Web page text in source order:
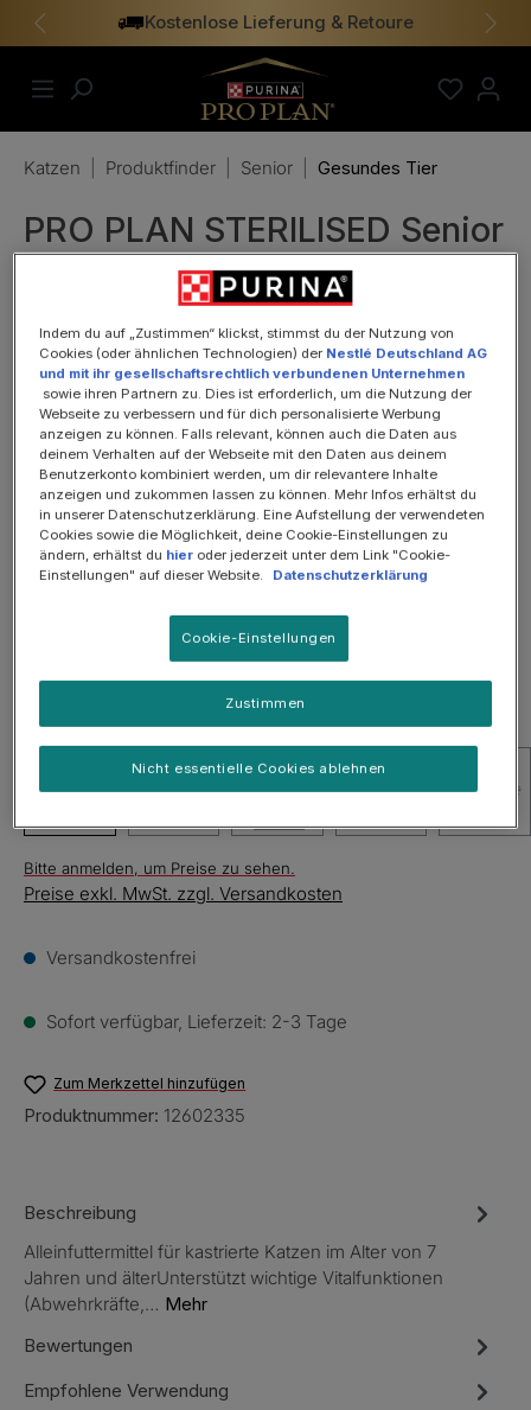
springen Kostenlose Lieferung & Retoure
Vorheriges
Katzen Produktfinder Senior Gesundes Tier
PRO PLAN STERILISED Senior
Nassfutter Truthahn in Sauce
Bildergalerie überspringen
Bitte anmelden, um Preise zu sehen.
Preise exkl. MwSt. zzgl. Versandkosten
Versandkostenfrei
Sofort verfügbar, Lieferzeit: 2-3 Tage
Zum Merkzettel hinzufügen
Produktnummer: 12602335
Beschreibung
Alleinfuttermittel für kastrierte Katzen im Alter von 7
Jahren und älterUnterstützt wichtige Vitalfunktionen
(Abwehrkräfte,… Mehr
Bewertungen
Empfohlene Verwendung
Indem du auf „Zustimmen“ klickst, stimmst du der Nutzung von
Cookies (oder ähnlichen Technologien) der Nestlé Deutschland AG
und mit ihr gesellschaftsrechtlich verbundenen Unternehmen
sowie ihren Partnern zu. Dies ist erforderlich, um die Nutzung der
Webseite zu verbessern und für dich personalisierte Werbung
anzeigen zu können. Falls relevant, können auch die Daten aus
deinem Verhalten auf der Webseite mit den Daten aus deinem
Benutzerkonto kombiniert werden, um dir relevantere Inhalte
anzeigen und zukommen lassen zu können. Mehr Infos erhältst du
in unserer Datenschutzerklärung. Eine Aufstellung der verwendeten
Cookies sowie die Möglichkeit, deine Cookie-Einstellungen zu
ändern, erhältst du hier oder jederzeit unter dem Link "Cookie-
Einstellungen" auf dieser Website.
Datenschutzerklärung
Cookie-Einstellungen
Nicht essentielle Cookies ablehnen
Zustimmen